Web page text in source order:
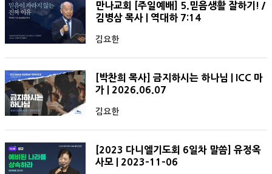
만나교회 [주일예배] 5.믿음생활 잘하기! /
김병삼 목사 | 역대하 7:14
김요한
[박찬희 목사] 금지하시는 하나님 | ICC 마
가 | 2026.06.07
김요한
[2023 다니엘기도회 6일차 말씀] 유정옥
사모 | 2023-11-06